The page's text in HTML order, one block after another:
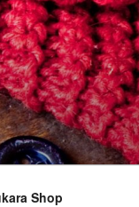
Shop